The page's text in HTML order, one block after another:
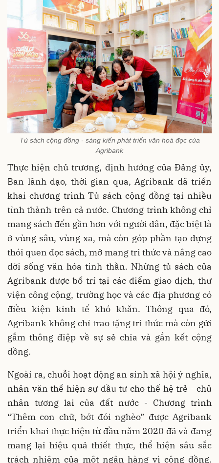
Tủ sách cộng đồng - sáng kiến phát triển văn hoá đọc của
Agribank
Thực hiện chủ trương, định hướng của Đảng ủy,
Ban lãnh đạo, thời gian qua, Agribank đã triển
khai chương trình Tủ sách cộng đồng tại nhiều
tỉnh thành trên cả nước. Chương trình không chỉ
mang sách đến gần hơn với người dân, đặc biệt là
ở vùng sâu, vùng xa, mà còn góp phần tạo dựng
thói quen đọc sách, mở mang tri thức và nâng cao
đời sống văn hóa tinh thần. Những tủ sách của
Agribank được bố trí tại các điểm giao dịch, thư
viện công cộng, trường học và các địa phương có
điều kiện kinh tế khó khăn. Thông qua đó,
Agribank không chỉ trao tặng tri thức mà còn gửi
gắm thông điệp về sự sẻ chia và gắn kết cộng
đồng.
Ngoài ra, chuỗi hoạt động an sinh xã hội ý nghĩa,
nhân văn thể hiện sự đầu tư cho thế hệ trẻ - chủ
nhân tương lai của đất nước - Chương trình
“Thêm con chữ, bớt đói nghèo” được Agribank
triển khai thực hiện từ đầu năm 2020 đã và đang
mang lại hiệu quả thiết thực, thể hiện sâu sắc
trách nhiệm của một ngân hàng vì cộng đồng.